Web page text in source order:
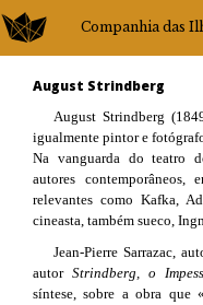
Companhia das
August Strindberg
August Strindberg
igualmente pintor e
Na vanguarda do teatro
autores
relevantes como Kafka,
cineasta, também sueco,
Jean-Pierre Sarrazac,
autorStrindberg, o
síntese, sobre a obra que